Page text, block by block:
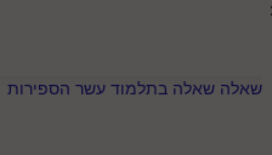
שאלה שאלה בתלמוד עשר הספירות